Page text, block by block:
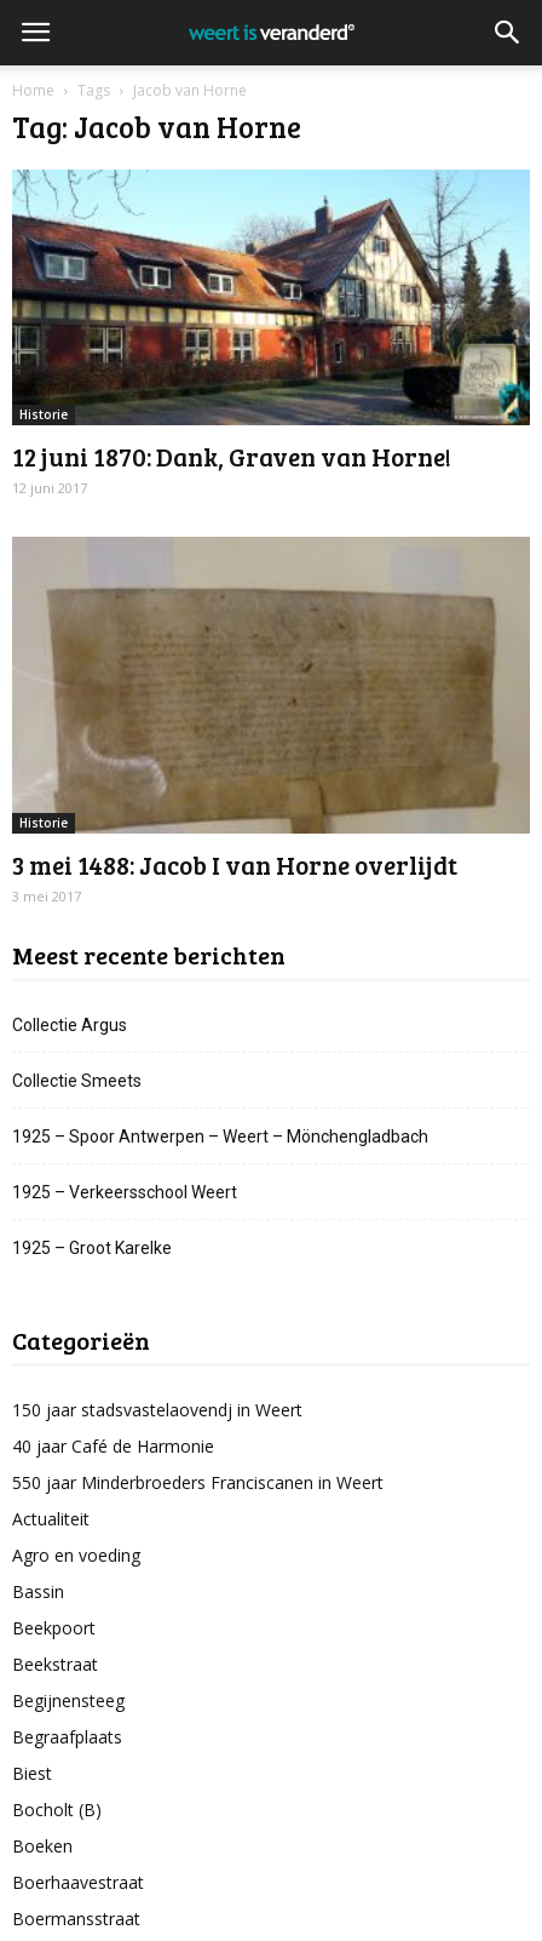
Home Tags Jacob van Horne
Tag: Jacob van Horne
Historie
12 juni 1870: Dank, Graven van Horne!
12 juni 2017
Historie
3 mei 1488: Jacob I van Horne overlijdt
3 mei 2017
Meest recente berichten
Collectie Argus
Collectie Smeets
1925 – Spoor Antwerpen – Weert – Mönchengladbach
1925 – Verkeersschool Weert
1925 – Groot Karelke
Categorieën
150 jaar stadsvastelaovendj in Weert
40 jaar Café de Harmonie
550 jaar Minderbroeders Franciscanen in Weert
Actualiteit
Agro en voeding
Bassin
Beekpoort
Beekstraat
Begijnensteeg
Begraafplaats
Biest
Bocholt (B)
Boeken
Boerhaavestraat
Boermansstraat